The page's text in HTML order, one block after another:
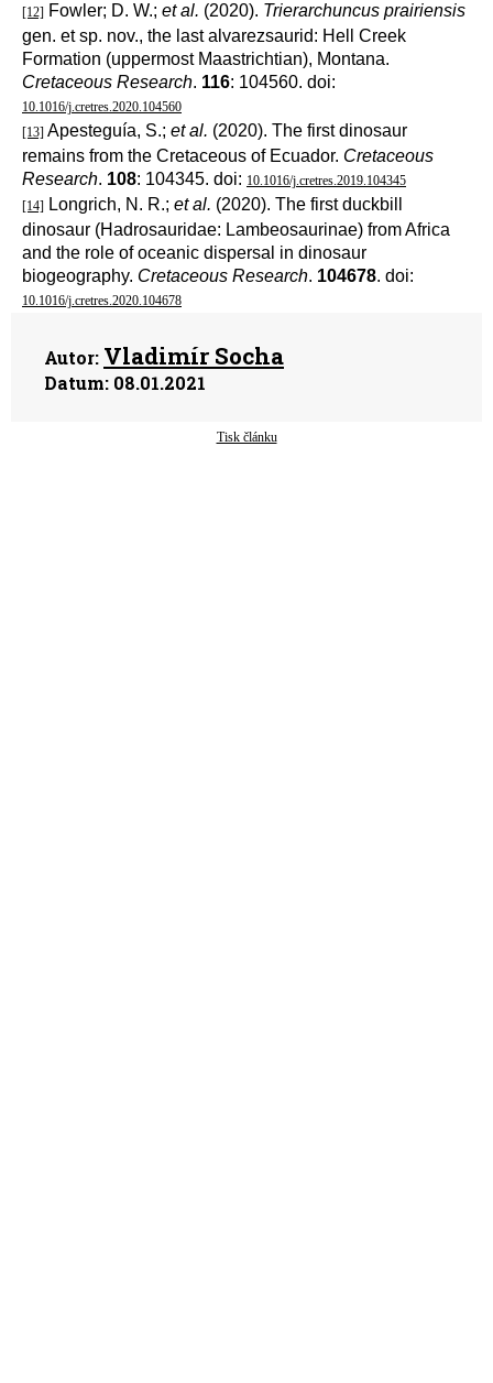
[12] Fowler; D. W.; et al. (2020). Trierarchuncus prairiensis
gen. et sp. nov., the last alvarezsaurid: Hell Creek
Formation (uppermost Maastrichtian), Montana.
Cretaceous Research. 116: 104560. doi:
10.1016/j.cretres.2020.104560
[13] Apesteguía, S.; et al. (2020). The first dinosaur
remains from the Cretaceous of Ecuador. Cretaceous
Research. 108: 104345. doi: 10.1016/j.cretres.2019.104345
[14] Longrich, N. R.; et al. (2020). The first duckbill
dinosaur (Hadrosauridae: Lambeosaurinae) from Africa
and the role of oceanic dispersal in dinosaur
biogeography. Cretaceous Research. 104678. doi:
10.1016/j.cretres.2020.104678
Autor: Vladimír Socha
Datum: 08.01.2021
Tisk článku